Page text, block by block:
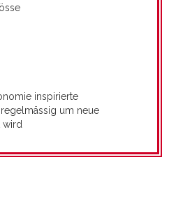
inspirierte
um neue
wird